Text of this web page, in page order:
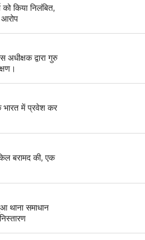
किया निलंबित,
आरोप
द्वारा गुरु
भारत में प्रवेश कर
बरामद की, एक
थाना समाधान